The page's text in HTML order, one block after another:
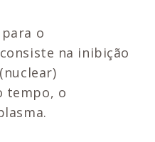
o
na inibição
tempo, o